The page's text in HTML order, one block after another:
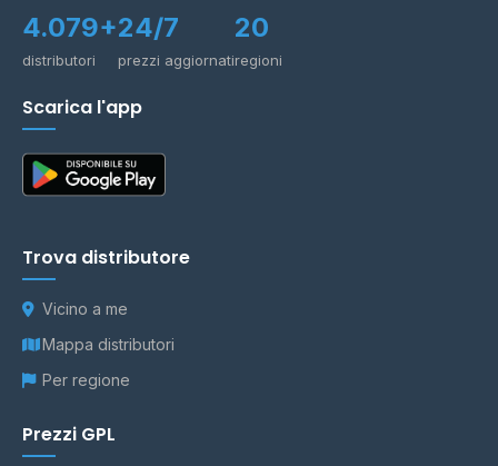
4.079+
distributori
24/7
prezzi aggiornati
20
regioni
Scarica l'app
Trova distributore
Vicino a me
Mappa distributori
Per regione
Prezzi GPL